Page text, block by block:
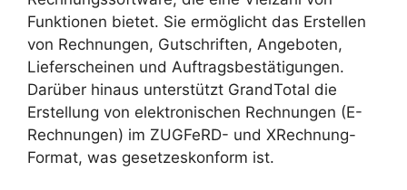
Funktionen bietet. Sie ermöglicht das Erstellen
von Rechnungen, Gutschriften, Angeboten,
Lieferscheinen und Auftragsbestätigungen.
Darüber hinaus unterstützt GrandTotal die
Erstellung von elektronischen Rechnungen (E-
Rechnungen) im ZUGFeRD- und XRechnung-
Format, was gesetzeskonform ist.